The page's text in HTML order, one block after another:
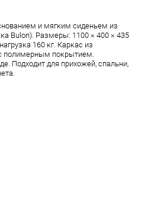
и мягким сиденьем из
Bulon). Размеры: 1100 × 400 × 435
160 кг. Каркас из
полимерным покрытием.
Подходит для прихожей, спальни,